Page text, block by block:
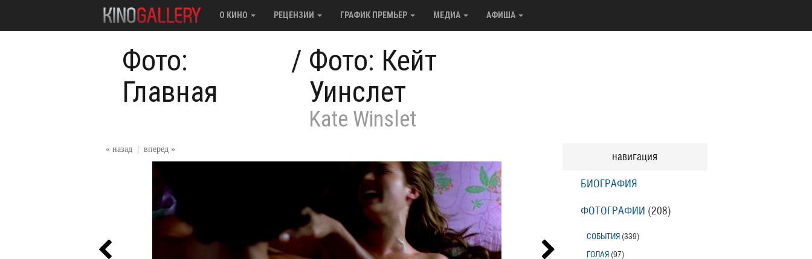
О КИНО РЕЦЕНЗИИ ГРАФИК ПРЕМЬЕР МЕДИА АФИША
Фото:
Главная
/ Фото: Кейт
Уинслет
Kate Winslet
« назад вперед »
навигация
БИОГРАФИЯ
ФОТОГРАФИИ (208)
СОБЫТИЯ (339)
ГОЛАЯ (97)